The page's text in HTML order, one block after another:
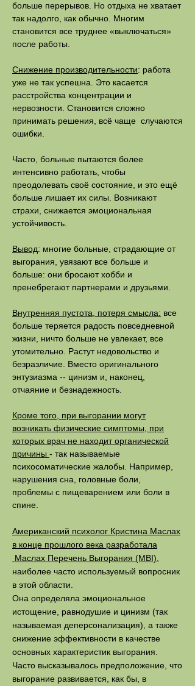
больше перерывов. Но отдыха не хватает
так надолго, как обычно. Многим
становится все труднее «выключаться»
после работы.
Снижение производительности: работа
уже не так успешна. Это касается
расстройства концентрации и
нервозности. Становится сложно
принимать решения, всё чаще случаются
ошибки.
Часто, больные пытаются более
интенсивно работать, чтобы
преодолевать своё состояние, и это ещё
больше лишает их силы. Возникают
страхи, снижается эмоциональная
устойчивость.
Вывод: многие больные, страдающие от
выгорания, увязают все больше и
больше: они бросают хобби и
пренебрегают партнерами и друзьями.
Внутренняя пустота, потеря смысла: все
больше теряется радость повседневной
жизни, ничто больше не увлекает, все
утомительно. Растут недовольство и
безразличие. Вместо оригинального
энтузиазма -- цинизм и, наконец,
отчаяние и безнадежность.
Кроме того, при выгорании могут
возникать физические симптомы, при
которых врач не находит органической
причины - так называемые
психосоматические жалобы. Например,
нарушения сна, головные боли,
проблемы с пищеварением или боли в
спине.
Американский психолог Кристина Маслах
в конце прошлого века разработала
Маслах Перечень Выгорания (MBI)
наиболее часто используемый вопросник
в этой области.
Она определяла эмоциональное
истощение, равнодушие и цинизм (так
называемая деперсонализация), а также
снижение эффективности в качестве
основных характеристик выгорания.
Часто высказывалось предположение, что
выгорание развивается, как бы, в